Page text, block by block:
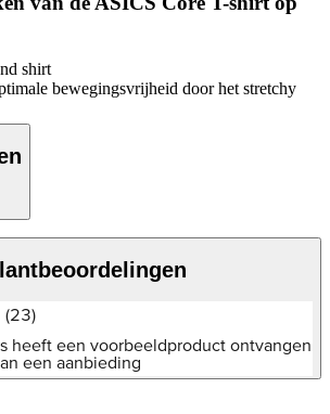
shirt
bewegingsvrijheid door het stretchy
voor een zacht gevoel tegen je huid
zoom aan de achterkant
(23)
heeft een voorbeeldproduct ontvangen
een aanbieding